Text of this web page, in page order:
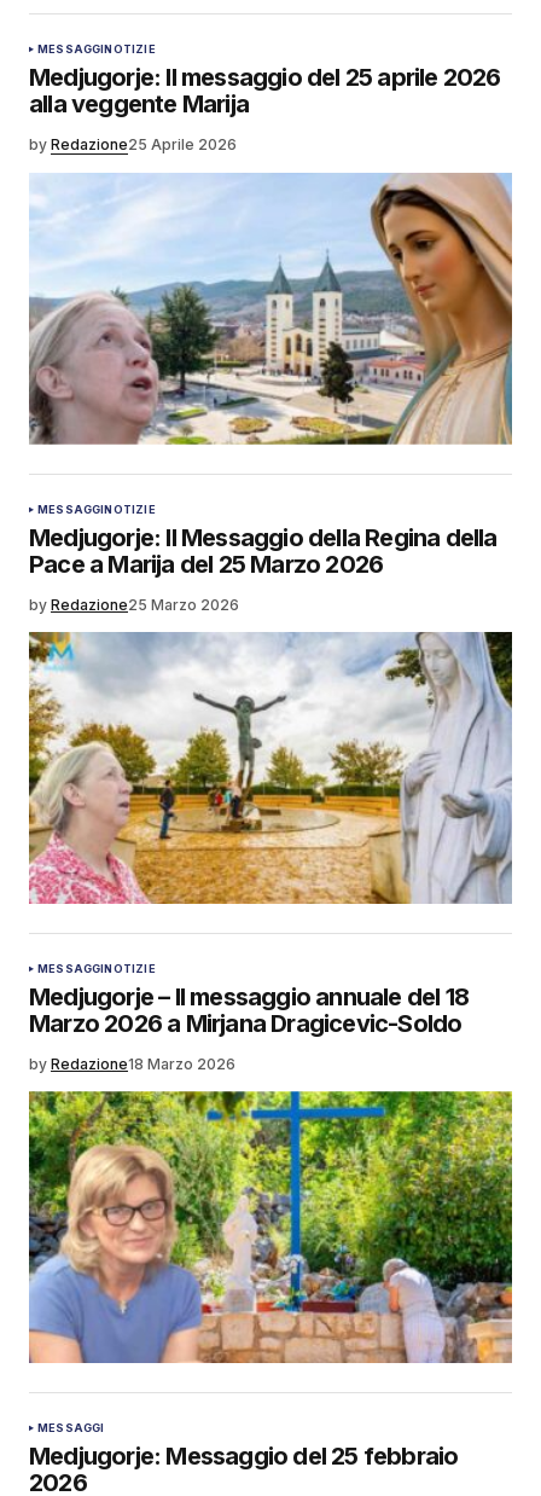
MESSAGGI NOTIZIE
Medjugorje: Il messaggio del 25 aprile 2026
alla veggente Marija
by Redazione25 Aprile 2026
MESSAGGINOTIZIE
Medjugorje: Il Messaggio della Regina della
Pace a Marija del 25 Marzo 2026
by Redazione25 Marzo 2026
MESSAGGINOTIZIE
Medjugorje – Il messaggio annuale del 18
Marzo 2026 a Mirjana Dragicevic-Soldo
by Redazione18 Marzo 2026
MESSAGGI
Medjugorje: Messaggio del 25 febbraio
2026